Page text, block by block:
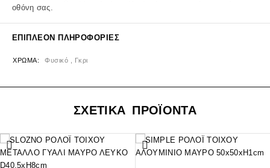
οθόνη σας.
ΕΠΙΠΛΈΟΝ ΠΛΗΡΟΦΟΡΊΕΣ
ΧΡΏΜΑ Φυσικό , Γκρι
ΣΧΕΤΙΚΑ ΠΡΟΪΟΝΤΑ